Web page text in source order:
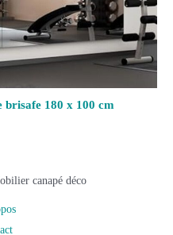
brisafe 180 x 100 cm
canapé déco